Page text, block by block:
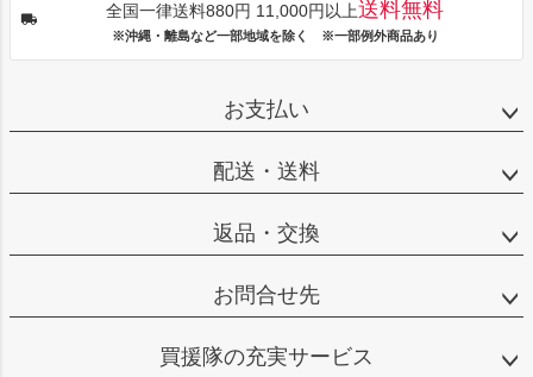
全国一律送料880円 11,000円以上送料無料
※沖縄・離島など一部地域を除く ※一部例外商品あり
お支払い
配送・送料
返品・交換
お問合せ先
買援隊の充実サービス